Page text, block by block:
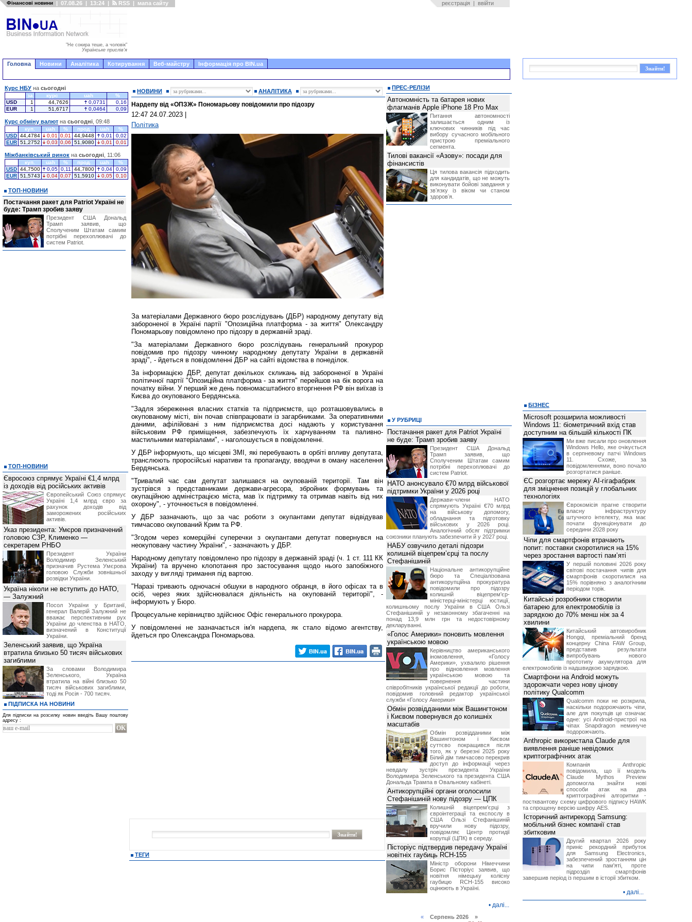
Фінансові новини | 07.08.26 | 13:24 | RSS | мапа сайту реєстрація | ввійти
"Не сокира теше, а чоловік"
Українське прислів'я
Головна Новини Аналітика Котирування Веб-майстру Інформація про BIN.ua
НОВИНИ АНАЛІТИКА
Нардепу від «ОПЗЖ» Пономарьову повідомили про підозру
12:47 24.07.2023
Політика
За матеріалами Державного бюро розслідувань (ДБР) народному депутату від
забороненої в Україні партії "Опозиційна платформа - за життя" Олександру
Пономарьову повідомлено про підозру в державній зраді.
"За матеріалами Державного бюро розслідувань генеральний прокурор
повідомив про підозру чинному народному депутату України в державній
зраді", - йдеться в повідомленні ДБР на сайті відомства в понеділок.
За інформацією ДБР, депутат декількох скликань від забороненої в Україні
політичної партії "Опозиційна платформа - за життя" перейшов на бік ворога на
початку війни. У перший же день повномасштабного вторгнення РФ він виїхав із
Києва до окупованого Бердянська.
"Задля збереження власних статків та підприємств, що розташовувались в
окупованому місті, він почав співпрацювати із загарбниками. За оперативними
даними, афілійовані з ним підприємства досі надають у користування
військовим РФ приміщення, забезпечують їх харчуванням та паливно-
мастильними матеріалами", - наголошується в повідомленні.
У ДБР інформують, що місцеві ЗМІ, які перебувають в орбіті впливу депутата,
транслюють проросійські наративи та пропаганду, вводячи в оману населення
Бердянська.
"Тривалий час сам депутат залишався на окупованій території. Там він
зустрівся з представниками держави-агресора, збройних формувань та
окупаційною адміністрацією міста, мав їх підтримку та отримав навіть від них
охорону", - уточнюється в повідомленні.
У ДБР зазначають, що за час роботи з окупантами депутат відвідував
тимчасово окупований Крим та РФ.
"Згодом через комерційні суперечки з окупантами депутат повернувся на
неокуповану частину України", - зазначають у ДБР.
Народному депутату повідомлено про підозру в державній зраді (ч. 1 ст. 111 КК
України) та вручено клопотання про застосування щодо нього запобіжного
заходу у вигляді тримання під вартою.
"Наразі тривають одночасні обшуки в народного обранця, в його офісах та в
осіб, через яких здійснювалася діяльність на окупованій території", -
інформують у Бюро.
Процесуальне керівництво здійснює Офіс генерального прокурора.
У повідомленні не зазначається ім'я нардепа, як стало відомо агентству,
йдеться про Олександра Пономарьова.
ТЕГИ
Курс НБУ на сьогодні
за курс uah
%
USD
1 44,7626 0,0731
0,16
EUR
1 51,6717 0,0464 0,09
Курс обміну валют на сьогодні , 09:48
куп. uah % прод. uah
%
USD 44,4784 0,01 0,01 44,9448 0,01
0,02
EUR 51,2752 0,03 0,06 51,9080 0,01 0,01
Міжбанківський ринок на сьогодні , 11:06
куп. uah % прод. uah
%
USD 44,7500 0,05 0,11 44,7800 0,04
0,09
EUR 51,5743 0,04 0,07 51,5910 0,05 0,10
ТОП-НОВИНИ
Постачання ракет для Patriot Україні не
буде: Трамп зробив заяву
Президент США Дональд
Трамп заявив, що
Сполученим Штатам самим
потрібні перехоплювачі до
систем Patriot.
ТОП-НОВИНИ
Євросоюз спрямує Україні €1,4 млрд
із доходів від російських активів
Європейський Союз спрямує
Україні 1,4 млрд євро за
рахунок доходів від
заморожених російських
активів.
Указ президента: Умєров призначений
головою СЗР, Клименко —
секретарем РНБО
Президент України
Володимир Зеленський
призначив Pустема Умєрова
головою Служби зовнішньої
розвідки України.
Україна ніколи не вступить до НАТО,
— Залужний
Посол України у Британії,
генерал Валерій Залужний не
вважає перспективним рух
України до членства в НАТО,
визначений в Конституції
України.
Зеленський заявив, що Україна
втратила близько 50 тисяч військових
загиблими
За словами Володимира
Зеленського, Україна
втратила на війні близько 50
тисяч військових загиблими,
тоді як Росія - 700 тисяч.
ПІДПИСКА НА НОВИНИ
Для підписки на розсилку новин введіть Вашу поштову
адресу :
ПРЕС-РЕЛІЗИ
Автономність та батарея нових
флагманів Apple iPhone 18 Pro Max
Питання автономності
залишається одним із
ключових чинників під час
вибору сучасного мобільного
пристрою преміального
сегмента.
Тилові вакансії «Азову»: посади для
фінансистів
Ця тилова вакансія підходить
для кандидатів, що не можуть
виконувати бойові завдання у
звʼязку із віком чи станом
здоровʼя.
У РУБРИЦІ
Постачання ракет для Patriot Україні
не буде: Трамп зробив заяву
Президент США Дональд
Трамп заявив, що
Сполученим Штатам самим
потрібні перехоплювачі до
систем Patriot.
НАТО анонсувало €70 млрд військової
підтримки України у 2026 році
Держави-члени НАТО
спрямують Україні €70 млрд
на військову допомогу,
обладнання та підготовку
військових у 2026 році.
Аналогічний обсяг підтримки
союзники планують забезпечити й у 2027 році.
НАБУ озвучило деталі підозри
колишній віцепрем’єрці та послу
Стефанішиній
Національне антикорупційне
бюро та Спеціалізована
антикорупційна прокуратура
повідомили про підозру
колишній віцепрем'єр-
міністерці-міністерці юстиції,
колишньому послу України в США Ользі
Стефанішиній у незаконному збагаченні на
понад 13,9 млн грн та недостовірному
декларуванні.
«Голос Америки» поновить мовлення
українською мовою
Керівництво американського
іномовлення, «Голосу
Америки», ухвалило рішення
про відновлення мовлення
українською мовою та
повернення частини
співробітників української редакції до роботи,
повідомив головний редактор української
служби «Голосу Америки»
Обмін розвідданими між Вашингтоном
і Києвом повернувся до колишніх
масштабів
Обмін розвідданими між
Вашингтоном і Києвом
суттєво покращився після
того, як у березні 2025 року
Білий дім тимчасово перекрив
доступ до інформації через
невдалу зустріч президента України
Володимира Зеленського та президента США
Дональда Трампа в Овальному кабінеті.
Антикорупційні органи оголосили
Стефанішиній нову підозру — ЦПК
Колишній віцепрем'єрці з
євроінтеграції та експослу в
США Ользі Стефанішиній
вручили нову підозру,
повідомляє Центр протидії
корупції (ЦПК) в середу.
Пісторіус підтвердив передачу Україні
новітніх гаубиць RCH-155
Міністр оборони Німеччини
Борис Пісторіус заявив, що
новітня німецьку колісну
гаубицю RCH-155 високо
оцінюють в Україні.
• далі...
«Серпень 2026 »
БІЗНЕС
Microsoft розширила можливості
Windows 11: біометричний вхід став
доступним на більшій кількості ПК
Ми вже писали про оновлення
Windows Hello, яке очікується
в серпневому патчі Windows
11. Схоже, за
повідомленнями, воно почало
розгортатися раніше.
ЄС розгортає мережу AI-гігафабрик
для зміцнення позицій у глобальних
технологіях
Єврокомісія прагне створити
власну інфраструктуру
штучного інтелекту, яка має
почати функціонувати до
середини 2028 року
Чіпи для смартфонів втрачають
попит: поставки скоротилися на 15%
через зростання вартості пам’яті
У першій половині 2026 року
світові постачання чипів для
смартфонів скоротилися на
15% порівняно з аналогічним
періодом торік.
Китайські розробники створили
батарею для електромобілів із
зарядкою до 70% менш ніж за 4
хвилини
Китайський автовиробник
Hongqi, преміальний бренд
концерну China FAW Group,
представив результати
випробувань нового
прототипу акумулятора для
електромобілів із надшвидкою зарядкою.
Смартфони на Android можуть
здорожчати через нову цінову
політику Qualcomm
Qualcomm поки не розкрила,
наскільки подорожчають чіпи,
але для покупців це означає
одне: усі Android-пристрої на
чіпах Snapdragon неминуче
подорожчають.
Anthropic використала Claude для
виявлення раніше невідомих
криптографічних атак
Компанія Anthropic
повідомила, що її модель
Claude Mythos Preview
допомогла знайти нові
способи атак на два
криптографічні алгоритми -
постквантову схему цифрового підпису HAWK
та спрощену версію шифру AES.
Історичний антирекорд Samsung:
мобільний бізнес компанії став
збитковим
Другий квартал 2026 року
приніс рекордний прибуток
для Samsung Electronics,
забезпечений зростанням цін
на чипи пам'яті, проте
підрозділ смартфонів
завершив період із першим в історії збитком.
• далі...